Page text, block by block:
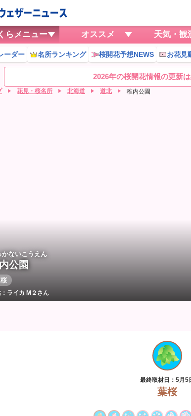
らメニュー オススメ 天気・観
ーダー 名所ランキング 桜開花予想NEWS お花見
2026年の桜開花情報の更新
花見・桜名所 北海道 道北 稚内公園
かないこうえん
公園
：ライカ Μ２さん
最終取材日：5月5
葉桜